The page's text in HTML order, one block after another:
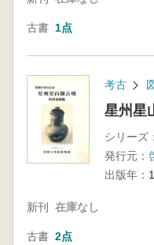
古書 1点
考古
星州星
シリーズ：
発行元：
出版年：
新刊 在庫なし
古書 2点